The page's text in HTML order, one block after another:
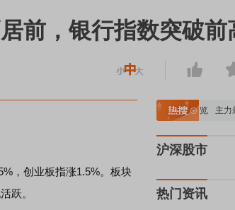
前，银行指数突破前
，创业板指涨1.5%。板块
跃。
机构调研数据一览 主力最
沪深股市
热门资讯